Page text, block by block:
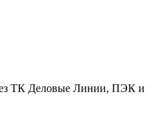
ТК Деловые Линии, ПЭК и